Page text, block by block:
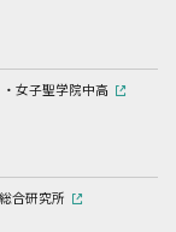
女子聖学院中高
合研究所